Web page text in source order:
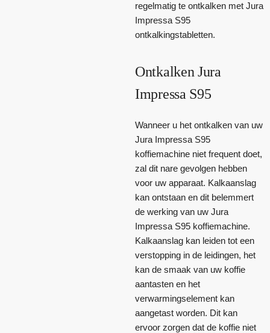
regelmatig te ontkalken met Jura
Impressa S95
ontkalkingstabletten.
Ontkalken Jura
Impressa S95
Wanneer u het ontkalken van uw
Jura Impressa S95
koffiemachine niet frequent doet,
zal dit nare gevolgen hebben
voor uw apparaat. Kalkaanslag
kan ontstaan en dit belemmert
de werking van uw Jura
Impressa S95 koffiemachine.
Kalkaanslag kan leiden tot een
verstopping in de leidingen, het
kan de smaak van uw koffie
aantasten en het
verwarmingselement kan
aangetast worden. Dit kan
ervoor zorgen dat de koffie niet